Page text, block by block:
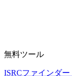
無料ツール
ISRCファインダー